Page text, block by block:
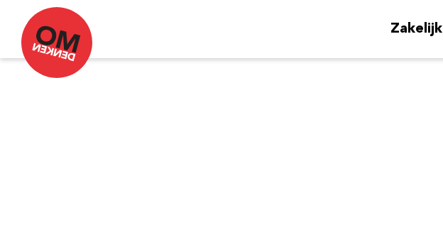
Zakelijk